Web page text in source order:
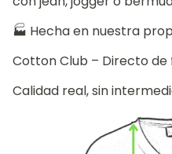
🏭 Hecha en nuestra
Cotton Club – Directo
Calidad real, sin